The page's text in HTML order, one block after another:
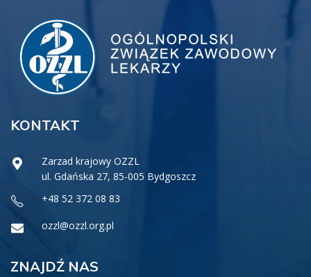
KONTAKT
Zarzad krajowy OZZL
ul. Gdańska 27, 85-005 Bydgoszcz
+48 52 372 08 83
ozzl@ozzl.org.pl
ZNAJDŹ NAS